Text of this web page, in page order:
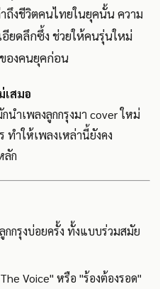
ถึงชีวิตคนไทยในยุคนั้น ความ
ยดลึกซึ้ง ช่วยให้คนรุ่นใหม่
องคนยุคก่อน
เสมอ
นำเพลงลูกกรุงมา cover ใหม่
ำให้เพลงเหล่านี้ยังคง
ลัก
กกรุงบ่อยครั้ง ทั้งแบบร่วมสมัย
Voice" หรือ "ร้องต้องรอด"